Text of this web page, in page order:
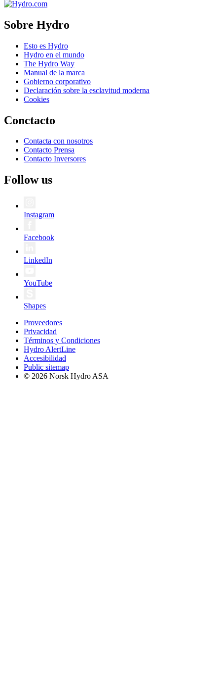
Sobre Hydro
Esto es Hydro
Hydro en el mundo
The Hydro Way
Manual de la marca
Gobierno corporativo
Declaración sobre la esclavitud moderna
Cookies
Conctacto
Contacta con nosotros
Contacto Prensa
Contacto Inversores
Follow us
Instagram
Facebook
LinkedIn
YouTube
Shapes
Proveedores
Privacidad
Términos y Condiciones
Hydro AlertLine
Accesibilidad
Public sitemap
© 2026 Norsk Hydro ASA